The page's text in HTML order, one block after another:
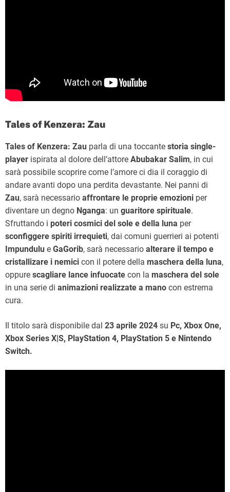
Tales of Kenzera: Zau
Tales of Kenzera: Zau parla di una toccante storia single-
player ispirata al dolore dell’attore Abubakar Salim, in cui
sarà possibile scoprire come l’amore ci dia il coraggio di
andare avanti dopo una perdita devastante. Nei panni di
Zau, sarà necessario affrontare le proprie emozioni per
diventare un degno Nganga: un guaritore spirituale.
Sfruttando i poteri cosmici del sole e della luna per
sconfiggere spiriti irrequieti, dai comuni guerrieri ai potenti
Impundulu e GaGorib, sarà necessario alterare il tempo e
cristallizare i nemici con il potere della maschera della luna,
oppure scagliare lance infuocate con la maschera del sole
in una serie di animazioni realizzate a mano con estrema
cura.
Il titolo sarà disponibile dal 23 aprile 2024 su Pc, Xbox One,
Xbox Series X|S, PlayStation 4, PlayStation 5 e Nintendo
Switch.